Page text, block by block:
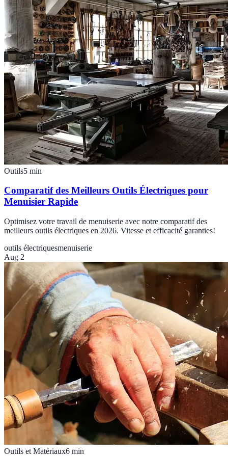
Outils5 min
Comparatif des Meilleurs Outils Électriques pour
Menuisier Rapide
Optimisez votre travail de menuiserie avec notre comparatif des
meilleurs outils électriques en 2026. Vitesse et efficacité garanties!
outils électriquesmenuiserie
Aug 2
Outils et Matériaux6 min